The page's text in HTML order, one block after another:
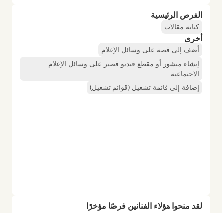
الفرص الرئيسية
كتابة مقالات
أخرى
أضف إلى قصة على وسائل الإعلام
إنشاء منشور أو مقطع فيديو قصير على وسائل الإعلام
الاجتماعية
إضافة إلى قائمة تشغيل (قوائم تشغيل)
لقد منحوا هؤلاء الفنانين فرصًا مؤخرًا